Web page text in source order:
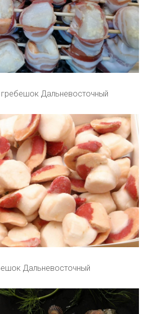
Дальневосточный
Дальневосточный